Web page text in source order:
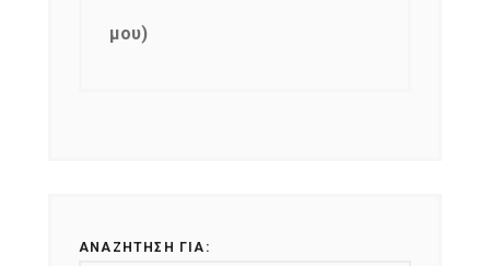
μου)
ΑΝΑΖΉΤΗΣΗ ΓΙΑ: